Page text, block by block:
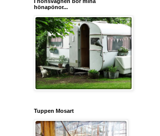
hönapönor...
Tuppen Mosart